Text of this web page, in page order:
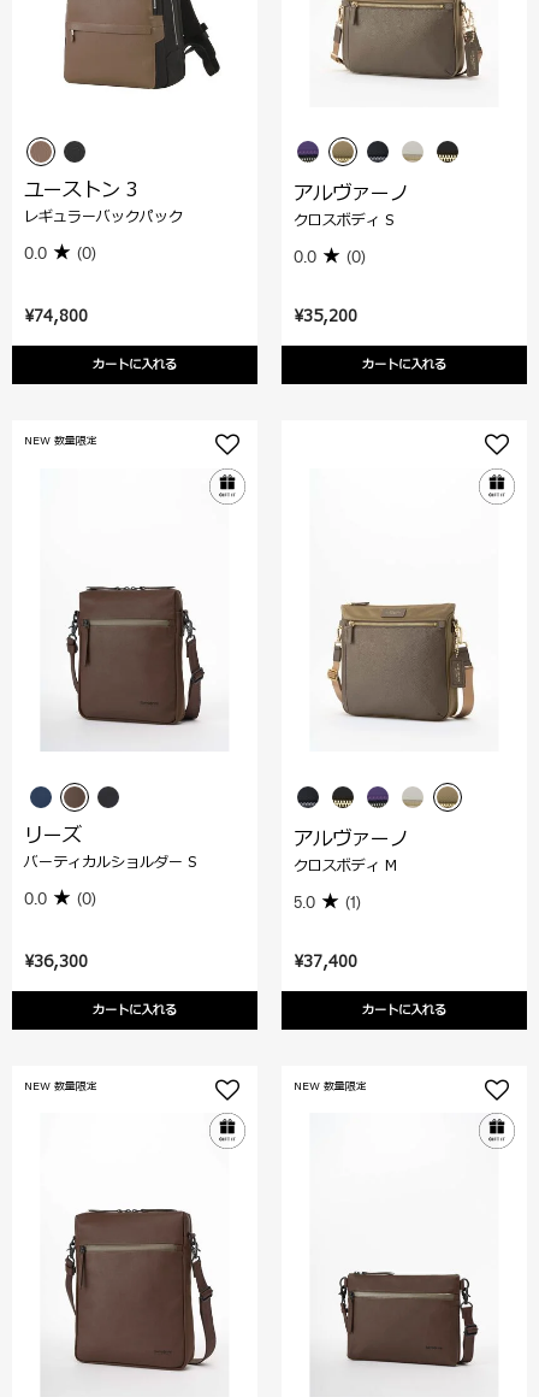
¥74,800
カートに入れる
ユーストン 3
レギュラーバックパック
0.0 (0)
¥35,200
カートに入れる
アルヴァーノ
クロスボディ S
0.0 (0)
¥36,300
カートに入れる
NEW 数量限定
リーズ
バーティカルショルダー S
0.0 (0)
¥37,400
カートに入れる
アルヴァーノ
クロスボディ M
5.0 (1)
NEW 数量限定 NEW 数量限定